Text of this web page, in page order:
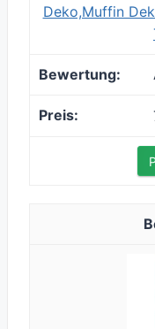
Deko,Muffin